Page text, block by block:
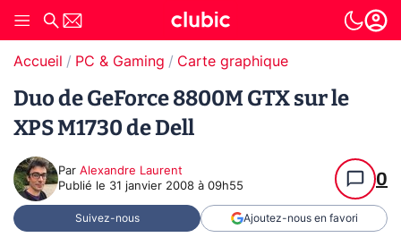
Accueil PC & Gaming Carte graphique
Duo de GeForce 8800M GTX sur le
XPS M1730 de Dell
Par Alexandre Laurent
Publié le 31 janvier 2008 à 09h55 0
Suivez-nous Ajoutez-nous en favori